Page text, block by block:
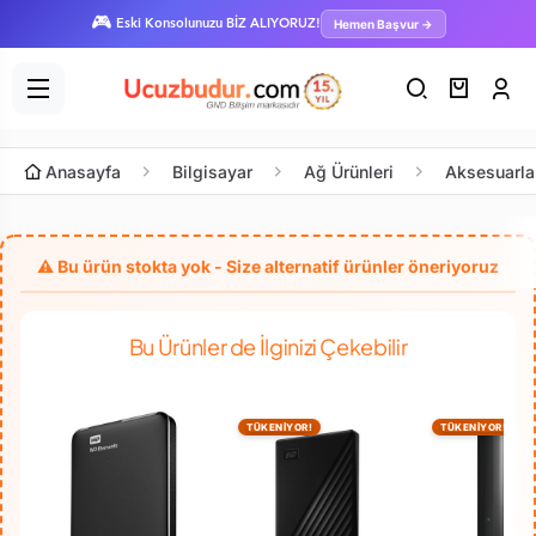
🎮 Eski Konsolunuzu BİZ ALIYORUZ! Hemen Başvur →
Anasayfa Bilgisayar Ağ Ürünleri
Bu Ürünler de İlginizi Çekebilir
TÜKENİYOR! TÜKENİYOR!